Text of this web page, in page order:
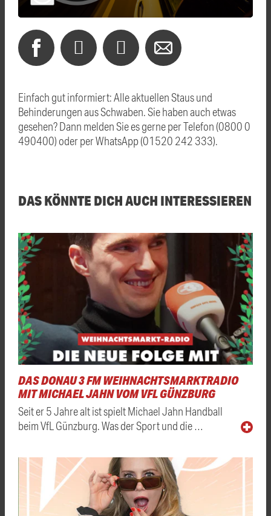
Einfach gut informiert: Alle aktuellen Staus und
Behinderungen aus Schwaben. Sie haben auch etwas
gesehen? Dann melden Sie es gerne per Telefon (0800 0
490400) oder per WhatsApp (01520 242 333).
DAS KÖNNTE DICH AUCH INTERESSIEREN
DAS DONAU 3 FM WEIHNACHTSMARKTRADIO
MIT MICHAEL JAHN VOM VFL GÜNZBURG
Seit er 5 Jahre alt ist spielt Michael Jahn Handball
beim VfL Günzburg. Was der Sport und die …